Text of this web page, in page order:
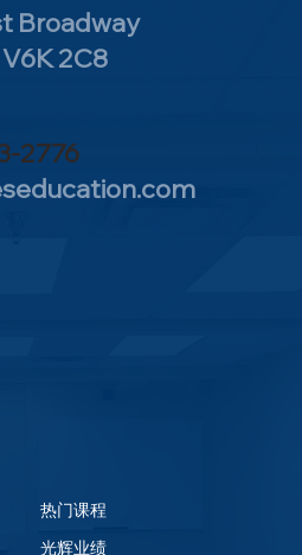
被杜克录取！揭秘美本
AP选课策略
Broadway
2C8
2776
热门课程
光辉业绩